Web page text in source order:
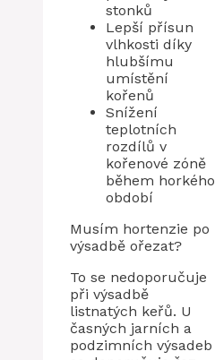
stonků
Lepší přísun
vlhkosti díky
hlubšímu
umístění
kořenů
Snížení
teplotních
rozdílů v
kořenové zóně
během horkého
období
Musím hortenzie po
výsadbě ořezat?
To se nedoporučuje
při výsadbě
listnatých keřů. U
časných jarních a
podzimních výsadeb